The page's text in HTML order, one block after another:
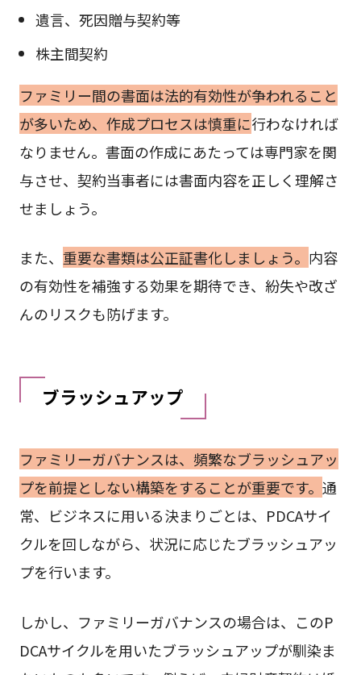
遺言、死因贈与契約等
株主間契約
ファミリー間の書面は法的有効性が争われること
が多いため、作成プロセスは慎重に行わなければ
なりません。書面の作成にあたっては専門家を関
与させ、契約当事者には書面内容を正しく理解さ
せましょう。
また、 重要な書類は公正証書化しましょう。 内容
の有効性を補強する効果を期待でき、紛失や改ざ
んのリスクも防げます。
ブラッシュアップ
ファミリーガバナンスは、頻繁なブラッシュアッ
プを前提としない構築をすることが重要です。 通
常、ビジネスに用いる決まりごとは、PDCAサイ
クルを回しながら、状況に応じたブラッシュアッ
プを行います。
しかし、ファミリーガバナンスの場合は、このP
DCAサイクルを用いたブラッシュアップが馴染ま